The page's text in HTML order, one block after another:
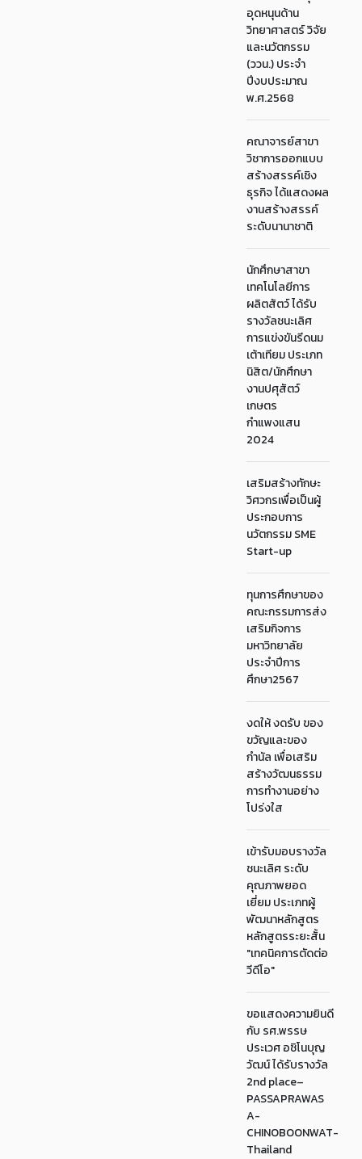
อุดหนุนด้าน
วิทยาศาสตร์ วิจัย
และนวัตกรรม
(ววน.) ประจำ
ปีงบประมาณ
พ.ศ.2568
คณาจารย์สาขา
วิชาการออกแบบ
สร้างสรรค์เชิง
ธุรกิจ ได้แสดงผล
งานสร้างสรรค์
ระดับนานาชาติ
นักศึกษาสาขา
เทคโนโลยีการ
ผลิตสัตว์ ได้รับ
รางวัลชนะเลิศ
การแข่งขันรีดนม
เต้าเทียม ประเภท
นิสิต/นักศึกษา
งานปศุสัตว์
เกษตร
กำแพงแสน
2024
เสริมสร้างทักษะ
วิศวกรเพื่อเป็นผู้
ประกอบการ
นวัตกรรม SME
Start-up
ทุนการศึกษาของ
คณะกรรมการส่ง
เสริมกิจการ
มหาวิทยาลัย
ประจำปีการ
ศึกษา2567
งดให้ งดรับ ของ
ขวัญและของ
กำนัล เพื่อเสริม
สร้างวัฒนธรรม
การทำงานอย่าง
โปร่งใส
เข้ารับมอบรางวัล
ชนะเลิศ ระดับ
คุณภาพยอด
เยี่ยม ประเภทผู้
พัฒนาหลักสูตร
หลักสูตรระยะสั้น
"เทคนิคการตัดต่อ
วีดีโอ"
ขอแสดงความยินดี
กับ รศ.พรรษ
ประเวศ อชิโนบุญ
วัฒน์ ได้รับรางวัล
2nd place–
PASSAPRAWAS
A-
CHINOBOONWAT-
Thailand